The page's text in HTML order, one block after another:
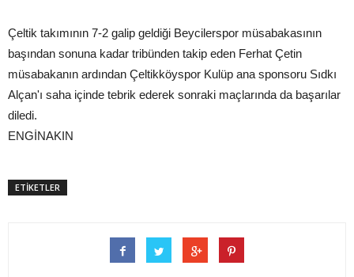
Çeltik takımının 7-2 galip geldiği Beycilerspor müsabakasının
başından sonuna kadar tribünden takip eden Ferhat Çetin
müsabakanın ardından Çeltikköyspor Kulüp ana sponsoru Sıdkı
Alçan'ı saha içinde tebrik ederek sonraki maçlarında da başarılar
diledi.
ENGİNAKIN
ETİKETLER